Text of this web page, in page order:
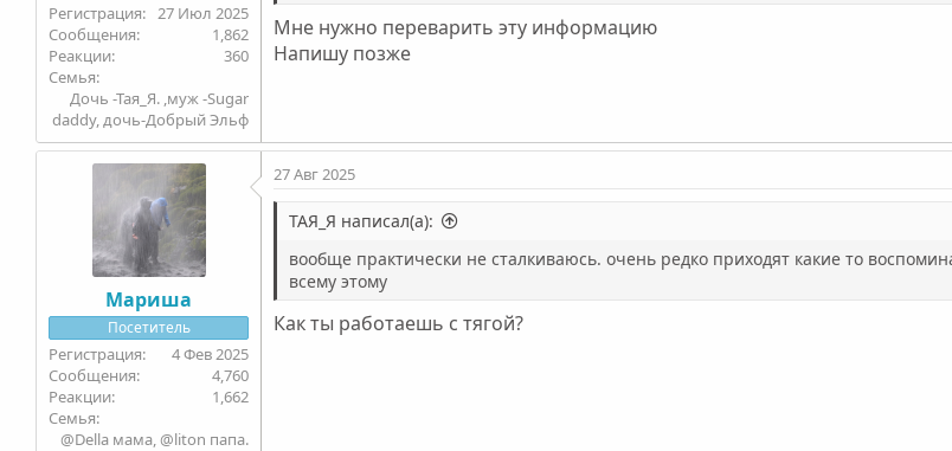
27 Июл 2025
1,862
360
Семья
Дочь -Тая_Я. ,муж -Sugar
daddy, дочь-Добрый Эльф
Мне нужно переварить эту информацию
Напишу позже
Мариша
Посетитель
4 Фев 2025
4,760
1,662
Семья
@Della мама, @liton папа.
27 Авг 2025
ТАЯ_Я написал(а):
вообще практически не сталкиваюсь. очень редко приходят какие то
всему этому
Как ты работаешь с тягой?